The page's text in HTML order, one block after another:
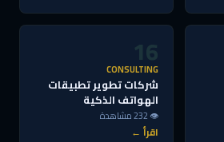
16
CONSULTING
شركات تطوير تطبيقات
الهواتف الذكية
👁 232 مشاهدة
اقرأ ←